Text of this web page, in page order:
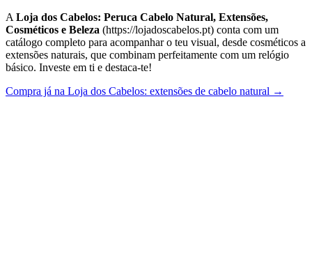
A Loja dos Cabelos: Peruca Cabelo Natural, Extensões,
Cosméticos e Beleza (https://lojadoscabelos.pt) conta com um
catálogo completo para acompanhar o teu visual, desde cosméticos a
extensões naturais, que combinam perfeitamente com um relógio
básico. Investe em ti e destaca-te!
Compra já na Loja dos Cabelos: extensões de cabelo natural →